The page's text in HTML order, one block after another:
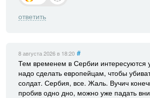
ответить
8 августа 2026 в 18:20 #
Тем временем в Сербии интересуются
надо сделать европейцам, чтобы
солдат. Сербия, все. Жаль. Вучич
пробив одно дно, можно уже падать